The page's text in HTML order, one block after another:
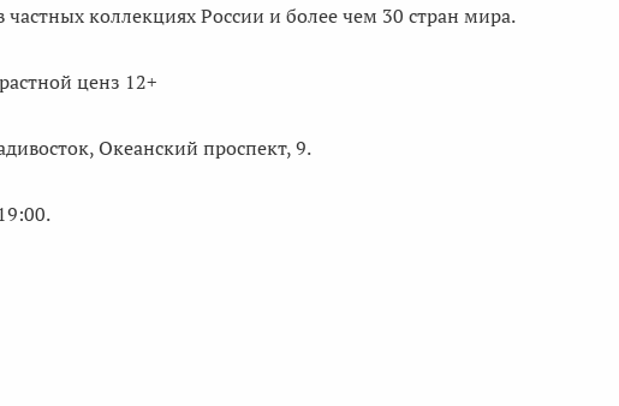
коллекциях России и более чем 30 стран мира.
ценз 12+
Океанский проспект, 9.